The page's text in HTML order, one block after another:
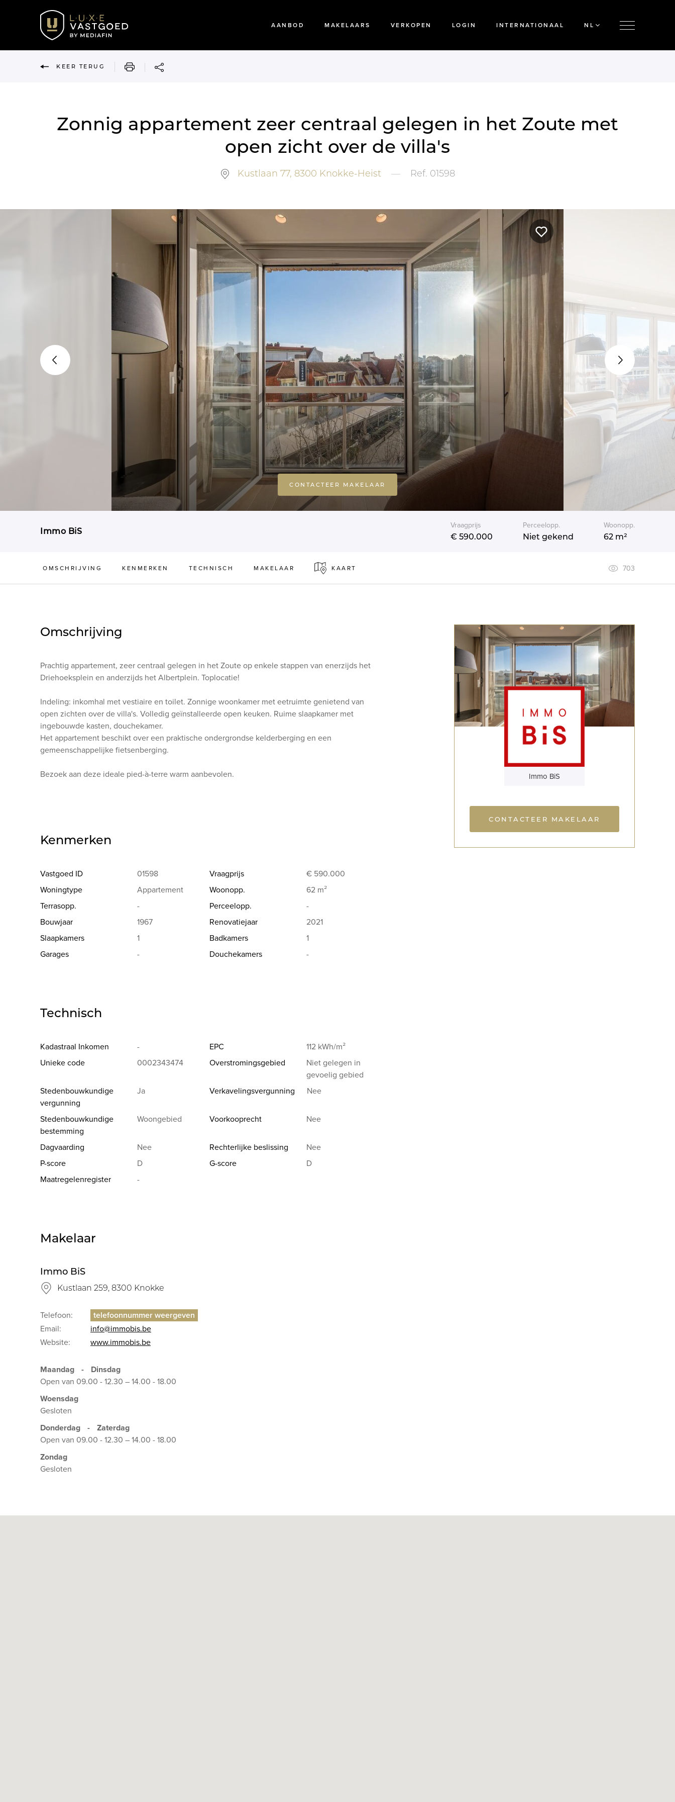
AANBOD MAKELAARS VERKOPEN LOGIN INTERNATIONAAL NL
KEER TERUG AFDRUKKEN
Zonnig appartement zeer centraal gelegen in het Zoute met
open zicht over de villa's
Kustlaan 77, 8300 Knokke-Heist — Ref. 01598
CONTACTEER MAKELAAR
Immo BiS
Vraagprijs
€ 590.000
Perceelopp.
Niet gekend
Woonopp.
62 m²
OMSCHRIJVING KENMERKEN TECHNISCH MAKELAAR KAART 703
Omschrijving
Prachtig appartement, zeer centraal gelegen in het Zoute op enkele stappen van enerzijds het
Driehoeksplein en anderzijds het Albertplein. Toplocatie!
Indeling: inkomhal met vestiaire en toilet. Zonnige woonkamer met eetruimte genietend van
open zichten over de villa's. Volledig geïnstalleerde open keuken. Ruime slaapkamer met
ingebouwde kasten, douchekamer.
Het appartement beschikt over een praktische ondergrondse kelderberging en een
gemeenschappelijke fietsenberging.
Bezoek aan deze ideale pied-à-terre warm aanbevolen.
Kenmerken
Vastgoed ID 01598 Vraagprijs
€ 590.000
Woningtype
Appartement Woonopp.
62 m²
Terrasopp.
- Perceelopp.
-
Bouwjaar
1967 Renovatiejaar
2021
Slaapkamers
1 Badkamers
1
Garages
- Douchekamers -
Technisch
Kadastraal Inkomen - EPC
112 kWh/m²
Unieke code
0002343474 Overstromingsgebied
Niet gelegen in
gevoelig gebied
Stedenbouwkundige
vergunning
Ja Verkavelingsvergunning Nee
Stedenbouwkundige
bestemming
Woongebied Voorkooprecht Nee
Dagvaarding Nee Rechterlijke beslissing
Nee
P-score
D G-score
D
Maatregelenregister
-
Makelaar
Immo BiS
Kustlaan 259, 8300 Knokke
Telefoon:
Email:
info@immobis.be
Website:
www.immobis.be
Maandag -
Dinsdag
Open van 09.00 - 12.30 – 14.00 - 18.00
Woensdag
Gesloten
Donderdag
-
Zaterdag
Open van 09.00 - 12.30 – 14.00 - 18.00
Zondag
Gesloten
Immo BiS
CONTACTEER MAKELAAR